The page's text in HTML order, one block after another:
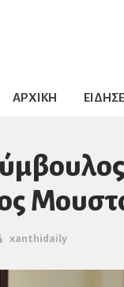
ΑΡΧΙΚΗ
xanthidaily